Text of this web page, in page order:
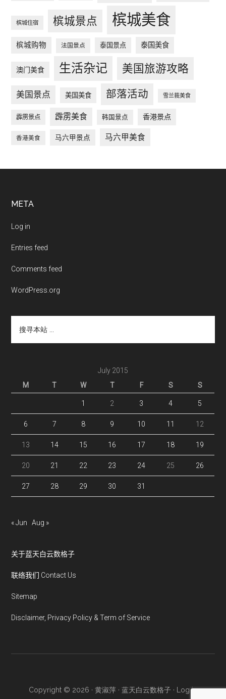
槟城住宿 槟城景点 槟城美食
槟城购物 法国景点 泰国景点 泰国美食
澳门美食 生活杂记 美国旅游攻略
美国景点 美国美食 部落活动 雪兰莪美食
霹雳景点 霹雳美食 韩国景点 香港景点
香港美食 马六甲景点 马六甲美食
Footer
META
Log in
Entries feed
Comments feed
WordPress.org
本
July 2015
M
T W T F S S
1 2 3 4 5
6 7 8 9 10 11 12
13 14 15 16 17 18 19
20 21 22 23 24 25 26
27 28 29 30 31
« Jun Aug »
关于蓝天白云数格子
联络我们 Contact Us
Sitemap
Disclaimer, Privacy Policy & Term of Service
Copyright © 2026 · 黄淑萍 · 蓝天白云数格子 · Log in